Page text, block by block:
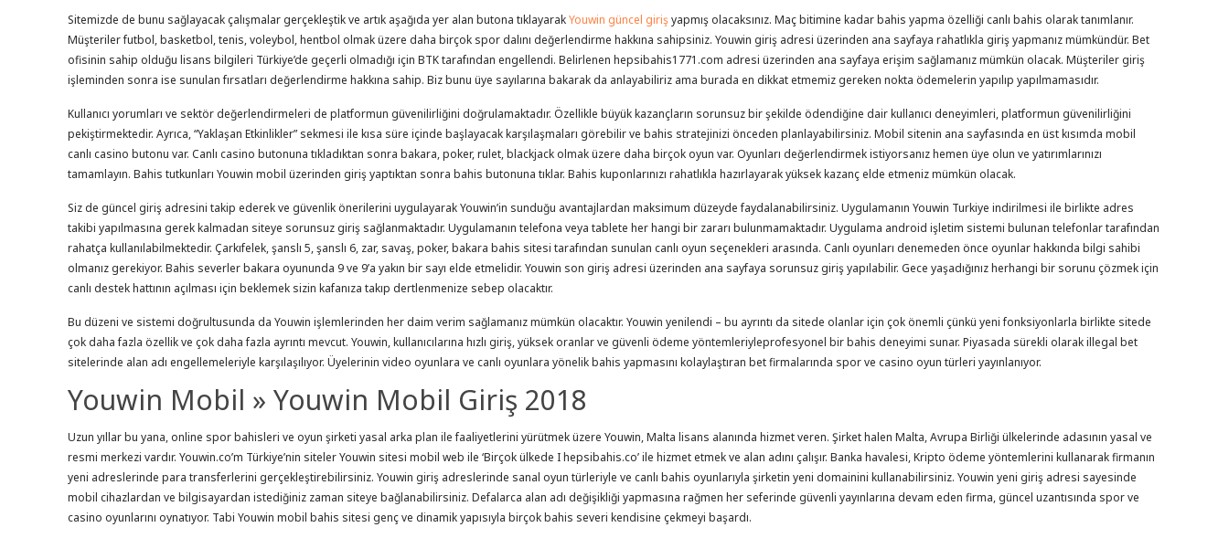
Sitemizde de bunu sağlayacak çalışmalar gerçekleştik ve artık aşağıda yer alan butona tıklayarakYouwin güncel girişyapmış olacaksınız. Maç bitimine kadar bahis yapma özelliği canlı bahis olarak tanımlanır.
Müşteriler futbol, basketbol, tenis, voleybol, hentbol olmak üzere daha birçok spor dalını değerlendirme hakkına sahipsiniz. Youwin giriş adresi üzerinden ana sayfaya rahatlıkla giriş yapmanız mümkündür. Bet
ofisinin sahip olduğu lisans bilgileri Türkiye’de geçerli olmadığı için BTK tarafından engellendi. Belirlenen hepsibahis1771.com adresi üzerinden ana sayfaya erişim sağlamanız mümkün olacak. Müşteriler giriş
işleminden sonra ise sunulan fırsatları değerlendirme hakkına sahip. Biz bunu üye sayılarına bakarak da anlayabiliriz ama burada en dikkat etmemiz gereken nokta ödemelerin yapılıp yapılmamasıdır.
Kullanıcı yorumları ve sektör değerlendirmeleri de platformun güvenilirliğini doğrulamaktadır. Özellikle büyük kazançların sorunsuz bir şekilde ödendiğine dair kullanıcı deneyimleri, platformun güvenilirliğini
pekiştirmektedir. Ayrıca, “Yaklaşan Etkinlikler” sekmesi ile kısa süre içinde başlayacak karşılaşmaları görebilir ve bahis stratejinizi önceden planlayabilirsiniz. Mobil sitenin ana sayfasında en üst kısımda mobil
canlı casino butonu var. Canlı casino butonuna tıkladıktan sonra bakara, poker, rulet, blackjack olmak üzere daha birçok oyun var. Oyunları değerlendirmek istiyorsanız hemen üye olun ve yatırımlarınızı
tamamlayın. Bahis tutkunları Youwin mobil üzerinden giriş yaptıktan sonra bahis butonuna tıklar. Bahis kuponlarınızı rahatlıkla hazırlayarak yüksek kazanç elde etmeniz mümkün olacak.
Siz de güncel giriş adresini takip ederek ve güvenlik önerilerini uygulayarak Youwin’in sunduğu avantajlardan maksimum düzeyde faydalanabilirsiniz. Uygulamanın Youwin Turkiye indirilmesi ile birlikte adres
takibi yapılmasına gerek kalmadan siteye sorunsuz giriş sağlanmaktadır. Uygulamanın telefona veya tablete her hangi bir zararı bulunmamaktadır. Uygulama android işletim sistemi bulunan telefonlar tarafından
rahatça kullanılabilmektedir. Çarkıfelek, şanslı 5, şanslı 6, zar, savaş, poker, bakara bahis sitesi tarafından sunulan canlı oyun seçenekleri arasında. Canlı oyunları denemeden önce oyunlar hakkında bilgi sahibi
olmanız gerekiyor. Bahis severler bakara oyununda 9 ve 9’a yakın bir sayı elde etmelidir. Youwin son giriş adresi üzerinden ana sayfaya sorunsuz giriş yapılabilir. Gece yaşadığınız herhangi bir sorunu çözmek için
canlı destek hattının açılması için beklemek sizin kafanıza takıp dertlenmenize sebep olacaktır.
Bu düzeni ve sistemi doğrultusunda da Youwin işlemlerinden her daim verim sağlamanız mümkün olacaktır. Youwin yenilendi – bu ayrıntı da sitede olanlar için çok önemli çünkü yeni fonksiyonlarla birlikte sitede
çok daha fazla özellik ve çok daha fazla ayrıntı mevcut. Youwin, kullanıcılarına hızlı giriş, yüksek oranlar ve güvenli ödeme yöntemleriyleprofesyonel bir bahis deneyimi sunar. Piyasada sürekli olarak illegal bet
sitelerinde alan adı engellemeleriyle karşılaşılıyor. Üyelerinin video oyunlara ve canlı oyunlara yönelik bahis yapmasını kolaylaştıran bet firmalarında spor ve casino oyun türleri yayınlanıyor.
Youwin Mobil » Youwin Mobil Giriş 2018
Uzun yıllar bu yana, online spor bahisleri ve oyun şirketi yasal arka plan ile faaliyetlerini yürütmek üzere Youwin, Malta lisans alanında hizmet veren. Şirket halen Malta, Avrupa Birliği ülkelerinde adasının yasal ve
resmi merkezi vardır. Youwin.co’m Türkiye’nin siteler Youwin sitesi mobil web ile ‘Birçok ülkede I hepsibahis.co’ ile hizmet etmek ve alan adını çalışır. Banka havalesi, Kripto ödeme yöntemlerini kullanarak firmanın
yeni adreslerinde para transferlerini gerçekleştirebilirsiniz. Youwin giriş adreslerinde sanal oyun türleriyle ve canlı bahis oyunlarıyla şirketin yeni domainini kullanabilirsiniz. Youwin yeni giriş adresi sayesinde
mobil cihazlardan ve bilgisayardan istediğiniz zaman siteye bağlanabilirsiniz. Defalarca alan adı değişikliği yapmasına rağmen her seferinde güvenli yayınlarına devam eden firma, güncel uzantısında spor ve
casino oyunlarını oynatıyor. Tabi Youwin mobil bahis sitesi genç ve dinamik yapısıyla birçok bahis severi kendisine çekmeyi başardı.